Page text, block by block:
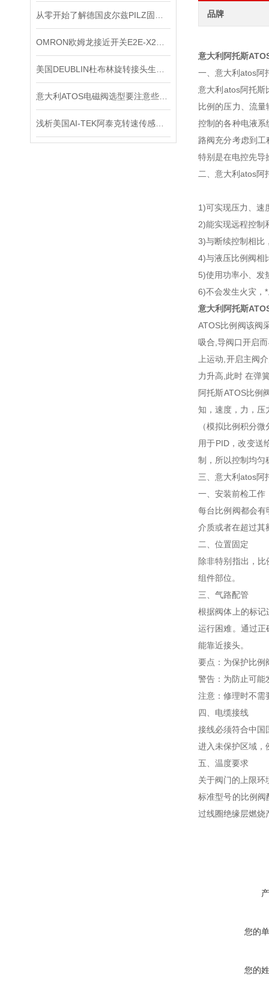
品牌
意大利阿托斯
一、意大利atos阿
意大利atos阿托斯
比例的压力、流
控制的各种电液
路阀充分考虑到
特别是在电控先导
二、意大利atos阿
1)可实现压力、速
2)能实现远程控制
3)与断续控制相比
4)与液压比例阀相
5)使用功率小、发
6)不会发生火灾，
意大利阿托斯
ATOS比例阀该阀
吸合,导阀口开启
上运动,开启主阀
力升高,此时 在弹
阿托斯ATOS比例
知，速度，力，压
（模拟比例积分
用于PID，改变送
制，所以控制均匀
三、意大利atos阿
一、安装前检工作
每台比例阀都会
介质或者在超过其
二、位置固定
除非特别指出，
组件部位。
三、气路配管
根据阀体上的标
运行困难。通过
能靠近接头。
要点：为保护比例
警告：为防止可能
注意：修理时不需
四、电缆接线
接线必须符合中国
进入未保护区域，
五、温度要求
关于阀门的上限环
标准型号的比例
过线圈绝缘层燃烧
您的
您的